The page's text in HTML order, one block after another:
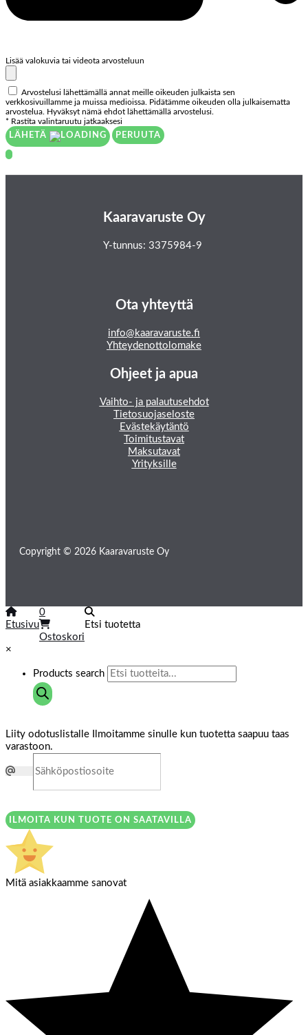
Lisää valokuvia tai videota arvosteluun
Arvostelusi lähettämällä annat meille oikeuden julkaista sen
verkkosivuillamme ja muissa medioissa. Pidätämme oikeuden olla julkaisematta
arvostelua. Hyväksyt nämä ehdot lähettämällä arvostelusi.
* Rastita valintaruutu jatkaaksesi
LÄHETÄ
PERUUTA
Kaaravaruste Oy
Y-tunnus: 3375984-9
Ota yhteyttä
info@kaaravaruste.fi
Yhteydenottolomake
Ohjeet ja apua
Vaihto- ja palautusehdot
Tietosuojaseloste
Evästekäytäntö
Toimitustavat
Maksutavat
Yrityksille
Copyright © 2026 Kaaravaruste Oy
Etusivu
0
Ostoskori
Etsi tuotetta
×
Products search
Liity odotuslistalle
Ilmoitamme sinulle kun tuotetta saapuu taas
varastoon.
ILMOITA KUN TUOTE ON SAATAVILLA
Mitä asiakkaamme sanovat